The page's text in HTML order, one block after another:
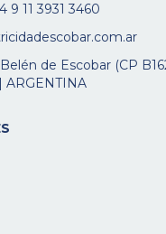
9 11 3931 3460
de Escobar (CP
ARGENTINA